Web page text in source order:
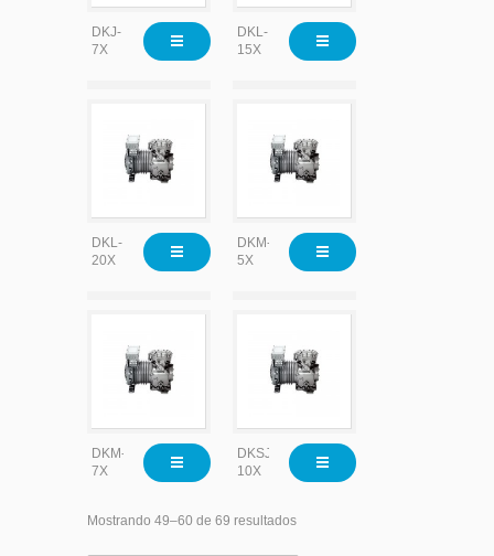
DKJ-
7X
DKL-
15X
DKL-
20X
DKM-
5X
DKM-
7X
DKSJ-
10X
Mostrando 49–60 de 69 resultados